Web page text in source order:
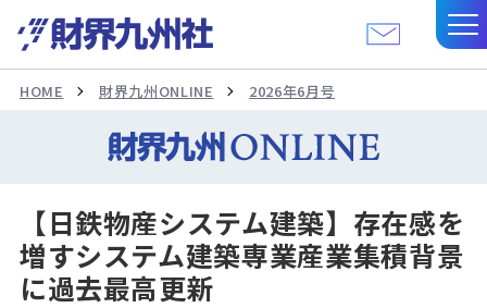
HOME 財界九州ONLINE 2026年6月号
【日鉄物産システム建築】存在感を
増すシステム建築専業産業集積背景
に過去最高更新